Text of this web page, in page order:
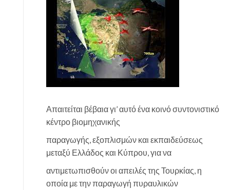
Απαιτείται βέβαια γι’ αυτό ένα κοινό συντονιστικό
κέντρο βιομηχανικής
παραγωγής, εξοπλισμών και εκπαιδεύσεως
μεταξύ Ελλάδος και Κύπρου, για να
αντιμετωπισθούν οι απειλές της Τουρκίας, η
οποία με την παραγωγή πυραυλικών